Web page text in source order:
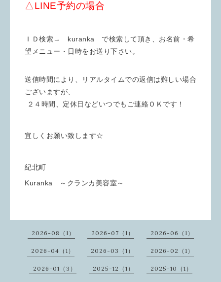
△LINE予約の場合
ＩＤ検索→ kuranka で検索して頂き、お名前・希
望メニュー・日時をお送り下さい。
送信時間により、リアルタイムでの返信は難しい場合
ございますが、
２４時間、定休日などいつでもご連絡ＯＫです！
宜しくお願い致します☆
紀北町
Kuranka ～クランカ美容室～
2026-08（1） 2026-07（1） 2026-06（1）
2026-04（1） 2026-03（1） 2026-02（1）
2026-01（3） 2025-12（1） 2025-10（1）